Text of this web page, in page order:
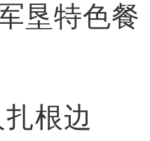
垦特色餐
根边